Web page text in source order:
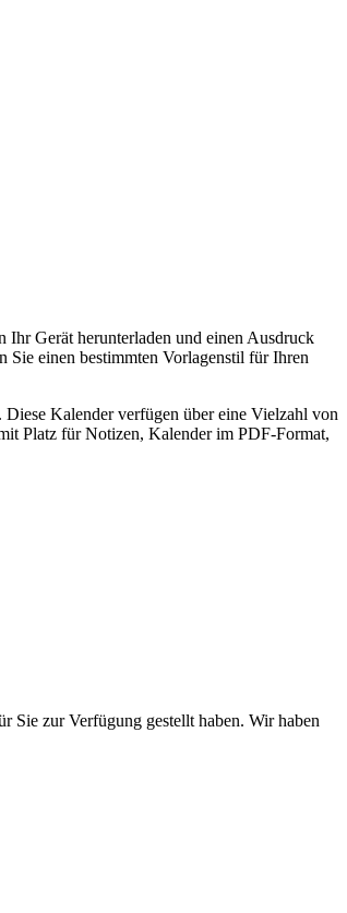
Ihr Gerät herunterladen und einen Ausdruck
Sie einen bestimmten Vorlagenstil für Ihren
Kalender verfügen über eine Vielzahl von
Platz für Notizen, Kalender im PDF-Format,
Sie zur Verfügung gestellt haben. Wir haben